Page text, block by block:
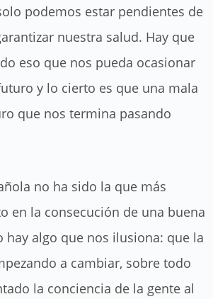
podemos estar pendientes de
nuestra salud. Hay que
eso que nos pueda ocasionar
y lo cierto es que una mala
que nos termina pasando
no ha sido la que más
en la consecución de una buena
hay algo que nos ilusiona: que la
a cambiar, sobre todo
la conciencia de la gente al